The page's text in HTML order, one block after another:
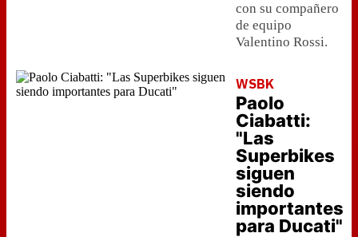
con su compañero
de equipo
Valentino Rossi.
WSBK
Paolo
Ciabatti:
"Las
Superbikes
siguen
siendo
importantes
para Ducati"